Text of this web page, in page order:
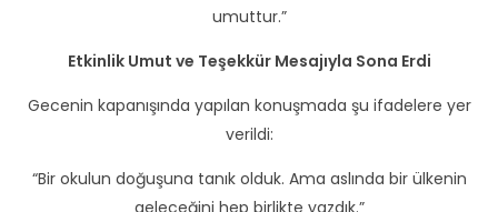
umuttur.”
Etkinlik Umut ve Teşekkür Mesajıyla Sona Erdi
Gecenin kapanışında yapılan konuşmada şu ifadelere yer
verildi:
“Bir okulun doğuşuna tanık olduk. Ama aslında bir ülkenin
geleceğini hep birlikte yazdık.”